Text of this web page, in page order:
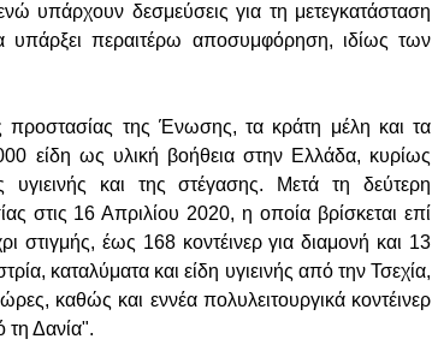
υπάρχουν δεσμεύσεις για τη μετεγκατάσταση
περαιτέρω αποσυμφόρηση, ιδίως των
προστασίας της Ένωσης, τα κράτη μέλη και τα
είδη ως υλική βοήθεια στην Ελλάδα, κυρίως
υγιεινής και της στέγασης. Μετά τη δεύτερη
στις 16 Απριλίου 2020, η οποία βρίσκεται επί
στιγμής, έως 168 κοντέινερ για διαμονή και 13
καταλύματα και είδη υγιεινής από την Τσεχία,
καθώς και εννέα πολυλειτουργικά κοντέινερ
τη Δανία".